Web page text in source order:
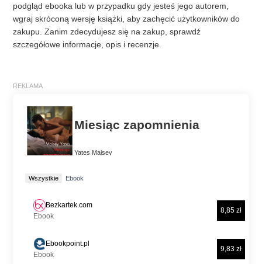
podgląd ebooka lub w przypadku gdy jesteś jego autorem,
wgraj skróconą wersję książki, aby zachęcić użytkowników do
zakupu. Zanim zdecydujesz się na zakup, sprawdź
szczegółowe informacje, opis i recenzje.